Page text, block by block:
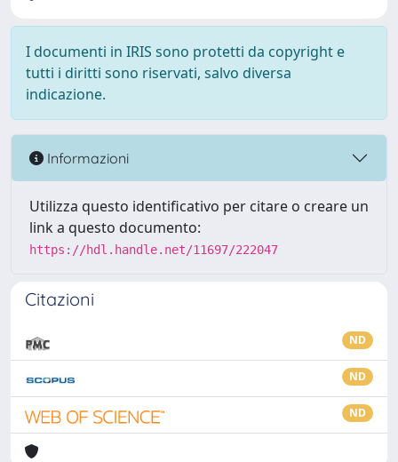
I documenti in IRIS sono protetti da copyright e
tutti i diritti sono riservati, salvo diversa
indicazione.
Informazioni
Utilizza questo identificativo per citare o creare un
link a questo documento:
https://hdl.handle.net/11697/222047
Citazioni
ND
ND
ND